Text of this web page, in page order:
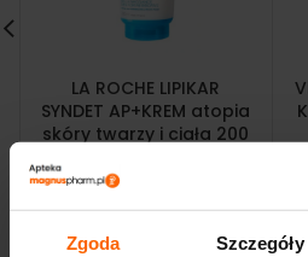
Zgoda Szczegóły
LA ROCHE LIPIKAR
SYNDET AP+KREM atopia
skóry twarzy i ciała 200
81,50